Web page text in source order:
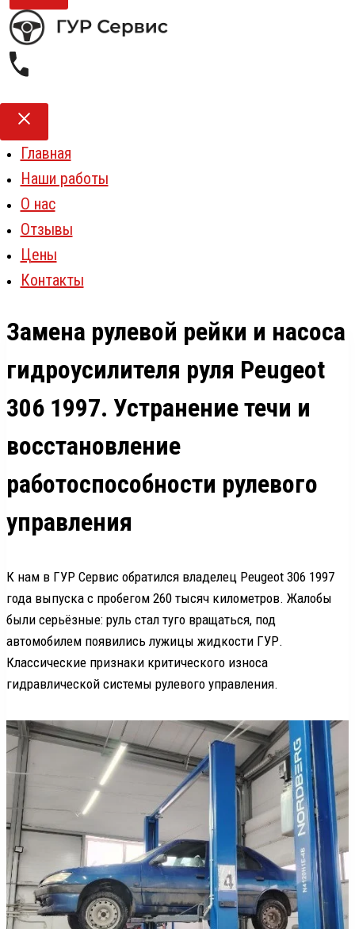
Главная
Наши работы
О нас
Отзывы
Цены
Контакты
Замена рулевой рейки и насоса
гидроусилителя руля Peugeot
306 1997. Устранение течи и
восстановление
работоспособности рулевого
управления
К нам в ГУР Сервис обратился владелец Peugeot 306 1997
года выпуска с пробегом 260 тысяч километров. Жалобы
были серьёзные: руль стал туго вращаться, под
автомобилем появились лужицы жидкости ГУР.
Классические признаки критического износа
гидравлической системы рулевого управления.